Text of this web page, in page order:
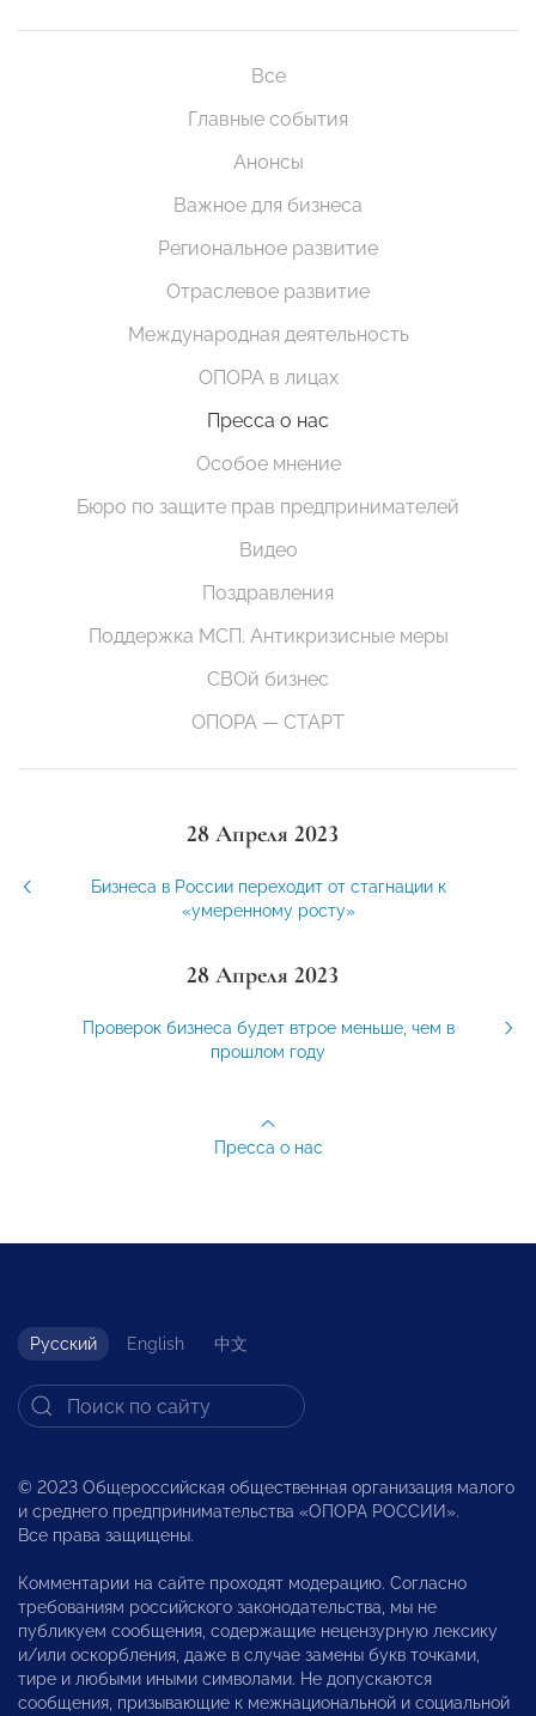
Все
Главные события
Анонсы
Важное для бизнеса
Региональное развитие
Отраслевое развитие
Международная деятельность
ОПОРА в лицах
Пресса о нас
Особое мнение
Бюро по защите прав предпринимателей
Видео
Поздравления
Поддержка МСП. Антикризисные меры
СВОй бизнес
ОПОРА — СТАРТ
28 Апреля 2023
Бизнеса в России переходит от стагнации к
«умеренному росту»
28 Апреля 2023
Проверок бизнеса будет втрое меньше, чем в
прошлом году
Пресса о нас
Русский English 中文
© 2023 Общероссийская общественная организация малого
и среднего предпринимательства «ОПОРА РОССИИ».
Все права защищены.
Комментарии на сайте проходят модерацию. Согласно
требованиям российского законодательства, мы не
публикуем сообщения, содержащие нецензурную лексику
и/или оскорбления, даже в случае замены букв точками,
тире и любыми иными символами. Не допускаются
сообщения, призывающие к межнациональной и социальной